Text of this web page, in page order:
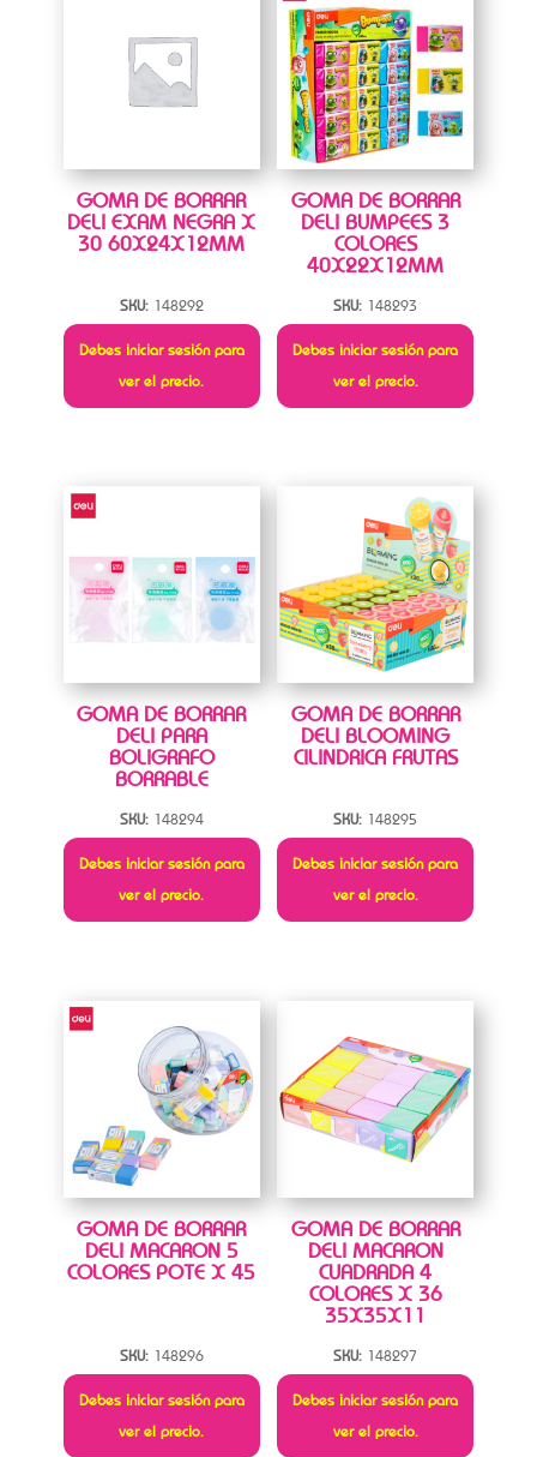
GOMA DE BORRAR
DELI EXAM NEGRA X
30 60X24X12MM
SKU: 148292
Debes iniciar sesión para
ver el precio.
GOMA DE BORRAR
DELI BUMPEES 3
COLORES
40X22X12MM
SKU: 148293
Debes iniciar sesión para
ver el precio.
GOMA DE BORRAR
DELI PARA
BOLIGRAFO
BORRABLE
SKU: 148294
Debes iniciar sesión para
ver el precio.
GOMA DE BORRAR
DELI BLOOMING
CILINDRICA FRUTAS
SKU: 148295
Debes iniciar sesión para
ver el precio.
GOMA DE BORRAR
DELI MACARON 5
COLORES POTE X 45
SKU: 148296
Debes iniciar sesión para
ver el precio.
GOMA DE BORRAR
DELI MACARON
CUADRADA 4
COLORES X 36
35X35X11
SKU: 148297
Debes iniciar sesión para
ver el precio.